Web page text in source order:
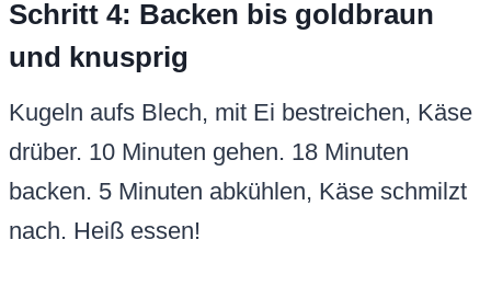
Schritt 4: Backen bis goldbraun
und knusprig
Kugeln aufs Blech, mit Ei bestreichen, Käse
drüber. 10 Minuten gehen. 18 Minuten
backen. 5 Minuten abkühlen, Käse schmilzt
nach. Heiß essen!